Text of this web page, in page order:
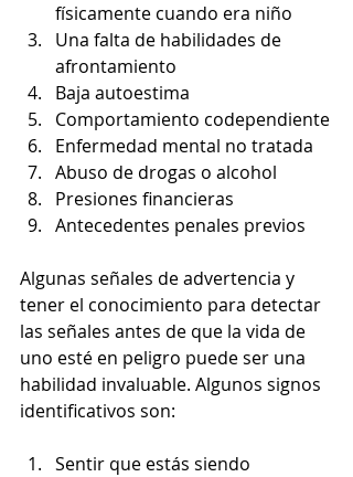
físicamente cuando era niño
Una falta de habilidades de
afrontamiento
Baja autoestima
Comportamiento codependiente
Enfermedad mental no tratada
Abuso de drogas o alcohol
Presiones financieras
Antecedentes penales previos
Algunas señales de advertencia y
tener el conocimiento para detectar
las señales antes de que la vida de
uno esté en peligro puede ser una
habilidad invaluable. Algunos signos
identificativos son:
Sentir que estás siendo